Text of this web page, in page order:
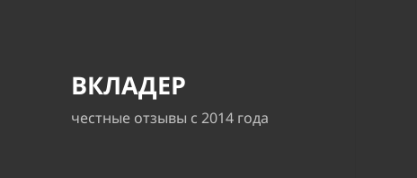
ВКЛАДЕР
честные отзывы с 2014 года